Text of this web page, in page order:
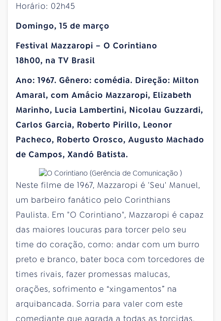
Horário: 02h45
Domingo, 15 de março
Festival Mazzaropi – O Corintiano
18h00, na TV Brasil
Ano: 1967. Gênero: comédia. Direção: Milton
Amaral, com Amácio Mazzaropi, Elizabeth
Marinho, Lucia Lambertini, Nicolau Guzzardi,
Carlos Garcia, Roberto Pirillo, Leonor
Pacheco, Roberto Orosco, Augusto Machado
de Campos, Xandó Batista.
Neste filme de 1967, Mazzaropi é 'Seu' Manuel,
um barbeiro fanático pelo Corinthians
Paulista. Em "O Corintiano", Mazzaropi é capaz
das maiores loucuras para torcer pelo seu
time do coração, como: andar com um burro
preto e branco, bater boca com torcedores de
times rivais, fazer promessas malucas,
orações, sofrimento e “xingamentos” na
arquibancada. Sorria para valer com este
comediante que agrada a todas as torcidas.